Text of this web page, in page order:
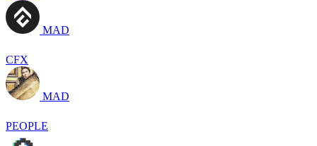
MAD
CFX
MAD
PEOPLE